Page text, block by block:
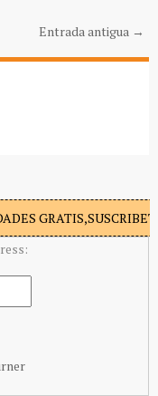
Entrada antigua →